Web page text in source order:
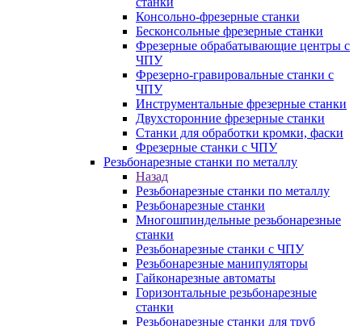
Консольно-фрезерные станки
Бесконсольные фрезерные станки
Фрезерные обрабатывающие центры с
ЧПУ
Фрезерно-гравировальные станки с
ЧПУ
Инструментальные фрезерные станки
Двухсторонние фрезерные станки
Станки для обработки кромки, фаски
Фрезерные станки с ЧПУ
Резьбонарезные станки по металлу
Назад
Резьбонарезные станки по металлу
Резьбонарезные станки
Многошпиндельные резьбонарезные
станки
Резьбонарезные станки с ЧПУ
Резьбонарезные манипуляторы
Гайконарезные автоматы
Горизонтальные резьбонарезные
станки
Резьбонарезные станки для труб